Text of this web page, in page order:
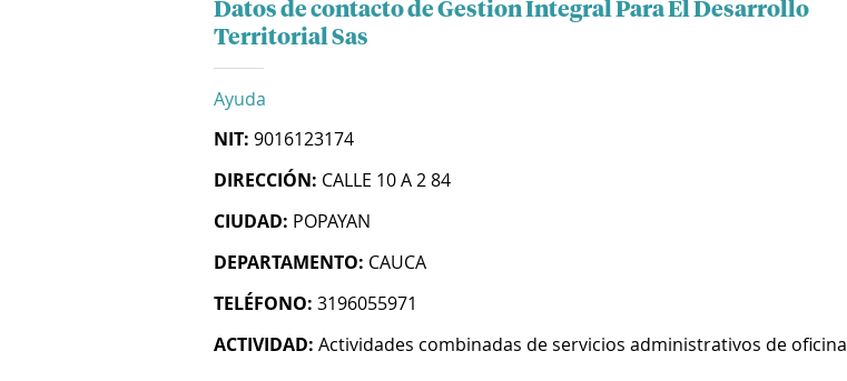
Datos de contacto de Gestion Integral Para El Desarrollo
Territorial Sas
Ayuda
NIT: 9016123174
DIRECCIÓN: CALLE 10 A 2 84
CIUDAD: POPAYAN
DEPARTAMENTO: CAUCA
TELÉFONO: 3196055971
ACTIVIDAD: Actividades combinadas de servicios administrativos de oficina